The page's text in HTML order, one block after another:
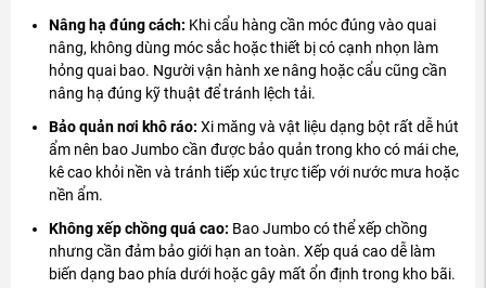
Nâng hạ đúng cách: Khi cẩu hàng cần móc đúng vào quai
nâng, không dùng móc sắc hoặc thiết bị có cạnh nhọn làm
hỏng quai bao. Người vận hành xe nâng hoặc cẩu cũng cần
nâng hạ đúng kỹ thuật để tránh lệch tải.
Bảo quản nơi khô ráo: Xi măng và vật liệu dạng bột rất dễ hút
ẩm nên bao Jumbo cần được bảo quản trong kho có mái che,
kê cao khỏi nền và tránh tiếp xúc trực tiếp với nước mưa hoặc
nền ẩm.
Không xếp chồng quá cao: Bao Jumbo có thể xếp chồng
nhưng cần đảm bảo giới hạn an toàn. Xếp quá cao dễ làm
biến dạng bao phía dưới hoặc gây mất ổn định trong kho bãi.